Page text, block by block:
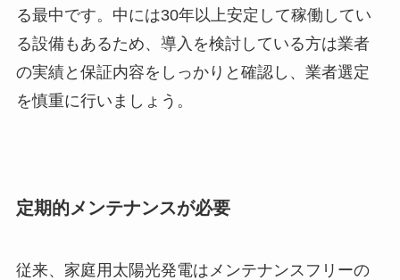
る最中です。中には30年以上安定して稼働してい
る設備もあるため、導入を検討している方は業者
の実績と保証内容をしっかりと確認し、業者選定
を慎重に行いましょう。
定期的メンテナンスが必要
従来、家庭用太陽光発電はメンテナンスフリーの